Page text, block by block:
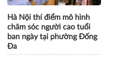
Hà Nội thí điểm mô hình
chăm sóc người cao tuổi
ban ngày tại phường Đống
Đa